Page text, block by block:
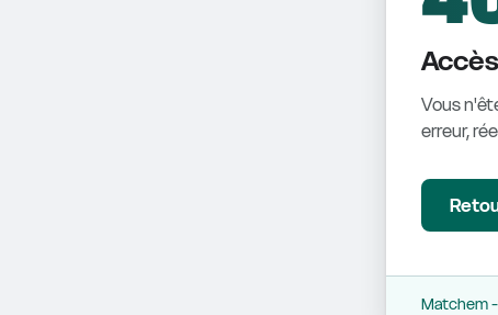
Vous
erreur,
Matchem -